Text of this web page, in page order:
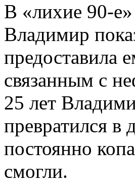
В «лихие 90-
Владимир
предоставила
связанным с
25 лет
превратился в
постоянно
смогли.